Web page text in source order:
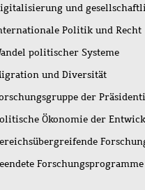
und
Politik und Recht
politischer Systeme
und Diversität
der
Ökonomie der
Forschungsprogramme